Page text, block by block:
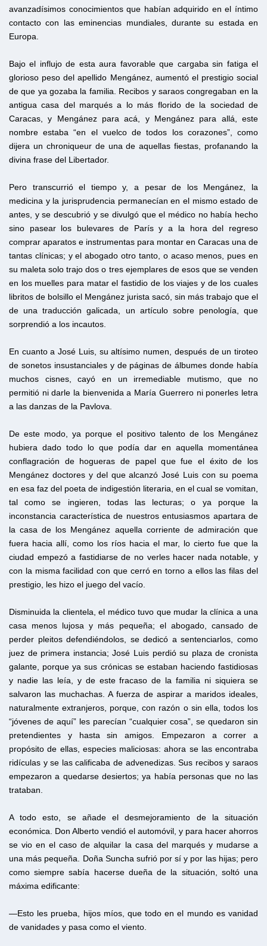
avanzadísimos conocimientos que habían adquirido en el íntimo
contacto con las eminencias mundiales, durante su estada en
Europa.
Bajo el influjo de esta aura favorable que cargaba sin fatiga el
glorioso peso del apellido Mengánez, aumentó el prestigio social
de que ya gozaba la familia. Recibos y saraos congregaban en la
antigua casa del marqués a lo más florido de la sociedad de
Caracas, y Mengánez para acá, y Mengánez para allá, este
nombre estaba “en el vuelco de todos los corazones”, como
dijera un chroniqueur de una de aquellas fiestas, profanando la
divina frase del Libertador.
Pero transcurrió el tiempo y, a pesar de los Mengánez, la
medicina y la jurisprudencia permanecían en el mismo estado de
antes, y se descubrió y se divulgó que el médico no había hecho
sino pasear los bulevares de París y a la hora del regreso
comprar aparatos e instrumentas para montar en Caracas una de
tantas clínicas; y el abogado otro tanto, o acaso menos, pues en
su maleta solo trajo dos o tres ejemplares de esos que se venden
en los muelles para matar el fastidio de los viajes y de los cuales
libritos de bolsillo el Mengánez jurista sacó, sin más trabajo que el
de una traducción galicada, un artículo sobre penología, que
sorprendió a los incautos.
En cuanto a José Luis, su altísimo numen, después de un tiroteo
de sonetos insustanciales y de páginas de álbumes donde había
muchos cisnes, cayó en un irremediable mutismo, que no
permitió ni darle la bienvenida a María Guerrero ni ponerles letra
a las danzas de la Pavlova.
De este modo, ya porque el positivo talento de los Mengánez
hubiera dado todo lo que podía dar en aquella momentánea
conflagración de hogueras de papel que fue el éxito de los
Mengánez doctores y del que alcanzó José Luis con su poema
en esa faz del poeta de indigestión literaria, en el cual se vomitan,
tal como se ingieren, todas las lecturas; o ya porque la
inconstancia característica de nuestros entusiasmos apartara de
la casa de los Mengánez aquella corriente de admiración que
fuera hacia allí, como los ríos hacia el mar, lo cierto fue que la
ciudad empezó a fastidiarse de no verles hacer nada notable, y
con la misma facilidad con que cerró en torno a ellos las filas del
prestigio, les hizo el juego del vacío.
Disminuida la clientela, el médico tuvo que mudar la clínica a una
casa menos lujosa y más pequeña; el abogado, cansado de
perder pleitos defendiéndolos, se dedicó a sentenciarlos, como
juez de primera instancia; José Luis perdió su plaza de cronista
galante, porque ya sus crónicas se estaban haciendo fastidiosas
y nadie las leía, y de este fracaso de la familia ni siquiera se
salvaron las muchachas. A fuerza de aspirar a maridos ideales,
naturalmente extranjeros, porque, con razón o sin ella, todos los
“jóvenes de aquí” les parecían “cualquier cosa”, se quedaron sin
pretendientes y hasta sin amigos. Empezaron a correr a
propósito de ellas, especies maliciosas: ahora se las encontraba
ridículas y se las calificaba de advenedizas. Sus recibos y saraos
empezaron a quedarse desiertos; ya había personas que no las
trataban.
A todo esto, se añade el desmejoramiento de la situación
económica. Don Alberto vendió el automóvil, y para hacer ahorros
se vio en el caso de alquilar la casa del marqués y mudarse a
una más pequeña. Doña Suncha sufrió por sí y por las hijas; pero
como siempre sabía hacerse dueña de la situación, soltó una
máxima edificante:
—Esto les prueba, hijos míos, que todo en el mundo es vanidad
de vanidades y pasa como el viento.